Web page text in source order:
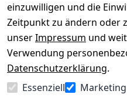
einzuwilligen und die
Zeitpunkt zu ändern oder
unserImpressum und
Verwendung
Datenschutzerklärung.
Essenziell
Marketing
Widerrufsrec
ht
Kiefermöbel
Hilfe
Vertrag
widerrufen